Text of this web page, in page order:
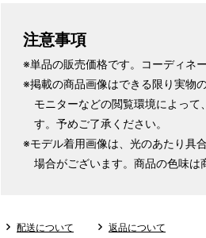
注意事項
※単品の販売価格です。コーディネ
※掲載の商品画像はできる限り実物
モニターなどの閲覧環境によって
す。予めご了承ください。
※モデル着用画像は、光のあたり具
場合がございます。商品の色味は
配送について 返品について